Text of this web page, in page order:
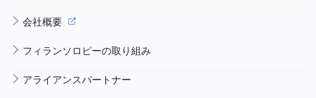
会社概要
フィランソロピーの取り組み
アライアンスパートナー